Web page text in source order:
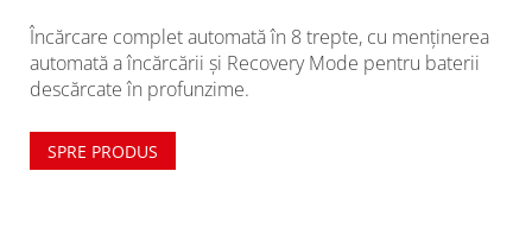
Încărcare complet automată în 8 trepte, cu menţinerea
automată a încărcării şi Recovery Mode pentru baterii
descărcate în profunzime.
SPRE PRODUS